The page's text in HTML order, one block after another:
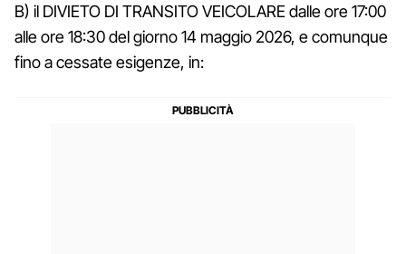
B) il DIVIETO DI TRANSITO VEICOLARE dalle ore 17:00
alle ore 18:30 del giorno 14 maggio 2026, e comunque
fino a cessate esigenze, in: